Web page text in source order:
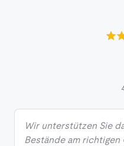
Wir unterstützen Sie
Bestände am